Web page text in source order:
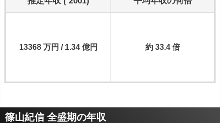
13368 万円 / 1.34 億円 約 33.4 倍
篠山紀信 全盛期の年収